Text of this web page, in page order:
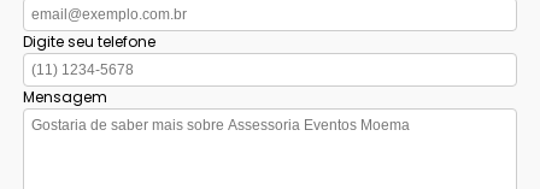
Digite seu telefone
Mensagem